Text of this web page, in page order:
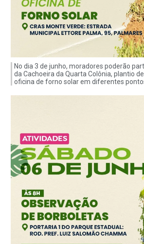
No dia 3 de junho, moradores poderão
da Cachoeira da Quarta Colônia, plantio
oficina de forno solar em diferentes